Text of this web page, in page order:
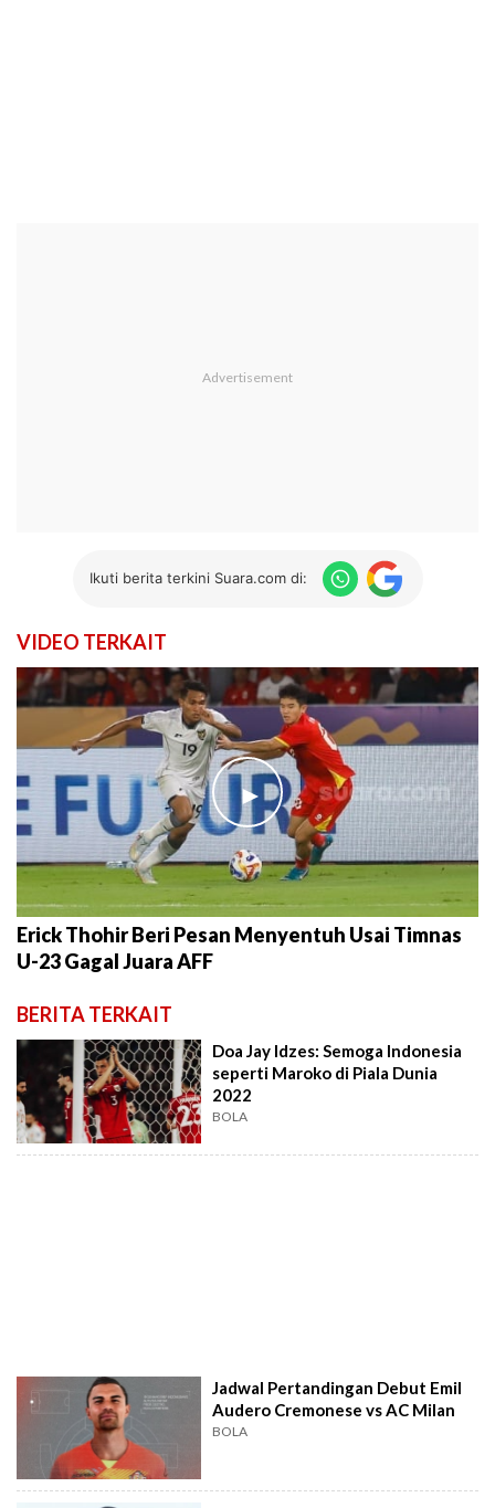
Ikuti berita terkini Suara.com di:
VIDEO TERKAIT
►
Erick Thohir Beri Pesan Menyentuh Usai Timnas
U-23 Gagal Juara AFF
BERITA TERKAIT
Doa Jay Idzes: Semoga Indonesia
seperti Maroko di Piala Dunia
2022
BOLA
Jadwal Pertandingan Debut Emil
Audero Cremonese vs AC Milan
BOLA